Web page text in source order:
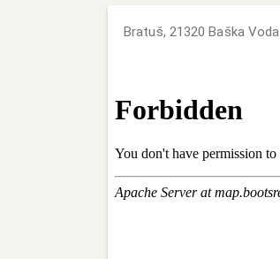
Bratuš, 21320 Baška Voda